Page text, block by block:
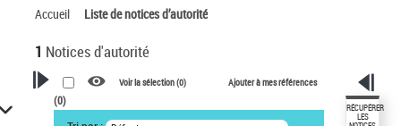
Accueil Liste de notices d’autorité
1 Notices d'autorité
VOTRE RECHERCHE
Voir la sélection (0) Ajouter à mes références
(0)
RÉCUPÉRER
LES